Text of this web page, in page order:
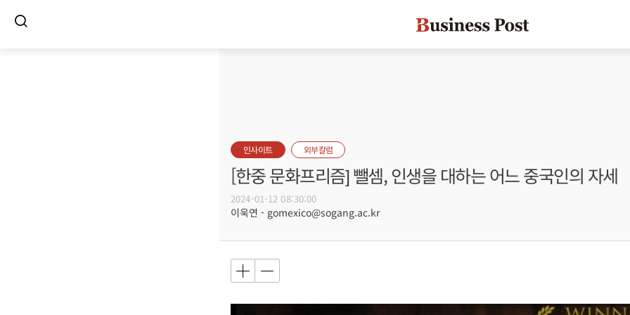
인사이트 외부칼럼
[한중 문화프리즘] 뺄셈, 인생을 대하는 어느 중국인의 자세
2024-01-12 08:30:00
이욱연 - gomexico@sogang.ac.kr